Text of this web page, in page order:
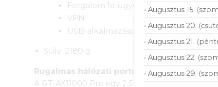
Forgalom felügyelet (Adaptive QoS)
VPN
USB-alkalmazások
Súly: 2180 g
Rugalmas hálózati portok funkciói
A GT-AX11000 Pro egy 2,5 Gbps-os és egy
• Augusztus 15.
• Augusztus 20.
• Augusztus 21.
• Augusztus 22.
• Augusztus 29.